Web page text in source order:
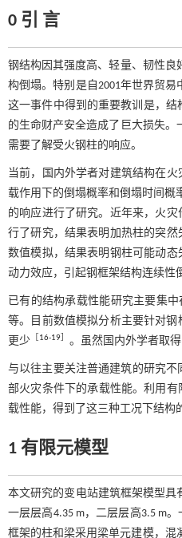
0 引 言
钢结构因其强度高、轻量、韧性良
构倒塌。特别是自2001年世界贸
这一事件中得到的重要教训是，
的生命财产安全造成了巨大损失。
需要了解受火钢柱的响应。
当前，国内外学者对建筑结构在
载作用下的倒塌概率和倒塌时间概
的响应进行了研究。近年来，火
行了研究，结果表明加热柱的突然
数值模拟，结果表明钢柱可能动态
动力效应，引起钢框架结构连续性
已有的结构承载性能研究主要集
等。目前数值模拟分析主要针对
更少
16-19 。虽然国内外学者取
与以往主要关注普通建筑的研究不
部火灾条件下的承载性能。利用有
载性能，得到了这三种工况下结构
1 有限元模型
本文研究的变电站建筑框架模型具
一层层高4.35 m，二层层高3.5 m
框架的柱和梁采用梁单元建模，混